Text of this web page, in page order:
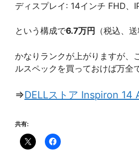
ディスプレイ: 14インチ FHD、
という構成で6.7万円 （税込、送
かなりランクが上がりますが、
ルスペックを買っておけば万全
⇒DELLストア Inspiron 14
共有: